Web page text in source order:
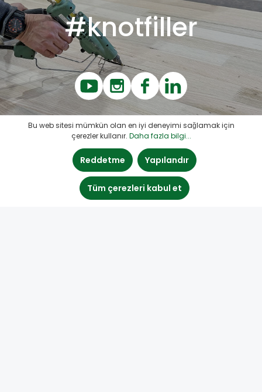
#knotfiller
Bu web sitesi mümkün olan en iyi deneyimi sağlamak için
çerezler kullanır. Daha fazla bilgi...
Reddetme Yapılandır
Tüm çerezleri kabul et